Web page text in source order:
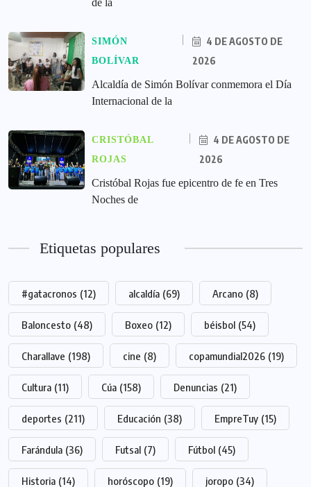
de la
SIMÓN
BOLÍVAR
4 DE AGOSTO DE
2026
Alcaldía de Simón Bolívar conmemora el Día
Internacional de la
CRISTÓBAL
ROJAS
4 DE AGOSTO DE
2026
Cristóbal Rojas fue epicentro de fe en Tres
Noches de
Etiquetas populares
#gatacronos (12) alcaldía (69) Arcano (8)
Baloncesto (48) Boxeo (12) béisbol (54)
Charallave (198) cine (8) copamundial2026 (19)
Cultura (11) Cúa (158) Denuncias (21)
deportes (211) Educación (38) EmpreTuy (15)
Farándula (36) Futsal (7) Fútbol (45)
Historia (14) horóscopo (19) joropo (34)